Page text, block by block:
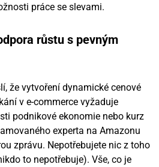
práce se slevami.
růstu s pevným
že vytvoření dynamické cenové
v e-commerce vyžaduje
podnikové ekonomie nebo kurz
experta na Amazonu
zprávu. Nepotřebujete nic z toho
to nepotřebuje). Vše, co je